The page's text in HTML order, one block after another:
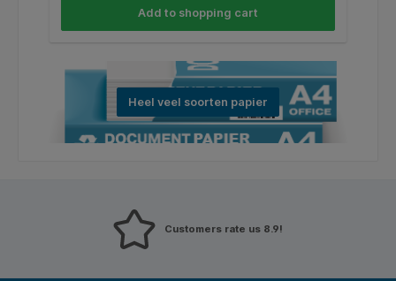
Add to shopping cart
Heel veel soorten papier
Customers rate us 8.9!